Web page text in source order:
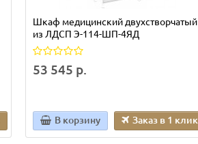
Шкаф медицинский двухстворчатый
из ЛДСП Э-114-ШП-4ЯД
53 545 р.
В корзину Заказ в 1 клик